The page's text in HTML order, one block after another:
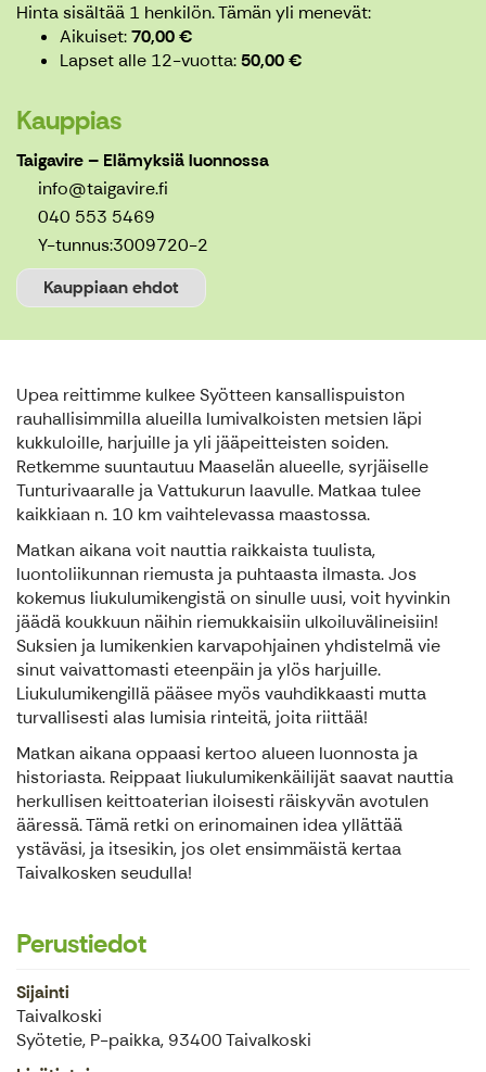
Hinta sisältää 1 henkilön.Tämän yli menevät:
Aikuiset 70,00 €
Lapset alle 12-vuotta 50,00 €
Kauppias
Taigavire – Elämyksiä luonnossa
info@taigavire.fi
040 553 5469
Y-tunnus:3009720-2
Kauppiaan ehdot
Upea reittimme kulkee Syötteen kansallispuiston
rauhallisimmilla alueilla lumivalkoisten metsien läpi
kukkuloille, harjuille ja yli jääpeitteisten soiden.
Retkemme suuntautuu Maaselän alueelle, syrjäiselle
Tunturivaaralle ja Vattukurun laavulle. Matkaa tulee
kaikkiaan n. 10 km vaihtelevassa maastossa.
Matkan aikana voit nauttia raikkaista tuulista,
luontoliikunnan riemusta ja puhtaasta ilmasta. Jos
kokemus liukulumikengistä on sinulle uusi, voit hyvinkin
jäädä koukkuun näihin riemukkaisiin ulkoiluvälineisiin!
Suksien ja lumikenkien karvapohjainen yhdistelmä vie
sinut vaivattomasti eteenpäin ja ylös harjuille.
Liukulumikengillä pääsee myös vauhdikkaasti mutta
turvallisesti alas lumisia rinteitä, joita riittää!
Matkan aikana oppaasi kertoo alueen luonnosta ja
historiasta. Reippaat liukulumikenkäilijät saavat nauttia
herkullisen keittoaterian iloisesti räiskyvän avotulen
ääressä. Tämä retki on erinomainen idea yllättää
ystäväsi, ja itsesikin, jos olet ensimmäistä kertaa
Taivalkosken seudulla!
Perustiedot
Sijainti
Taivalkoski
Syötetie, P-paikka, 93400 Taivalkoski